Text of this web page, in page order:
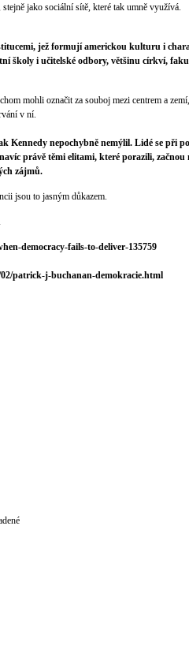
jako sociální sítě, které tak umně využívá.
jež formují americkou kulturu i
školy i učitelské odbory, většinu církví,
mohli označit za souboj mezi centrem a
v ní.
Kennedy nepochybně nemýlil. Lidé se při
právě těmi elitami, které porazili,
zájmů.
jsou to jasným důkazem.
democracy-fails-to-deliver-135759
patrick-j-buchanan-demokracie.html